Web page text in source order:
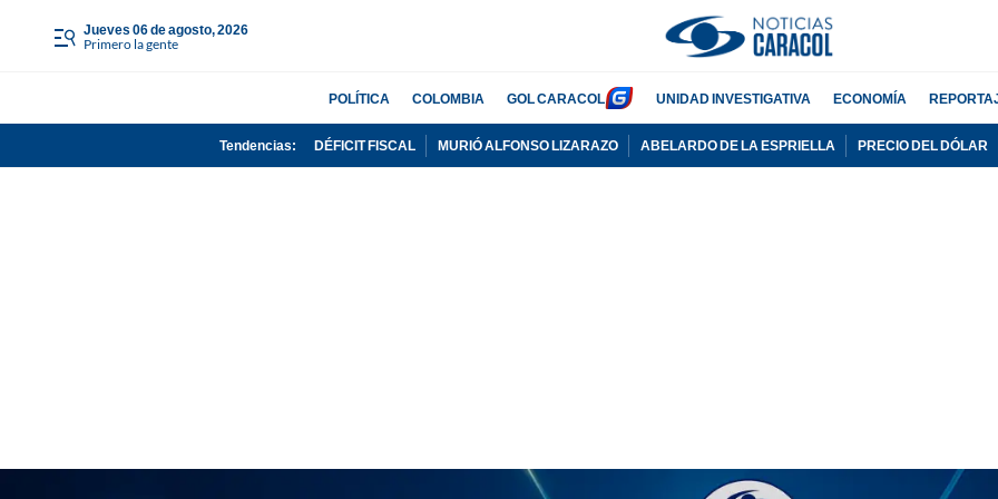
jueves 06 de agosto, 2026
Primero la gente
POLÍTICA COLOMBIA GOL CARACOL UNIDAD INVESTIGATIVA ECONOMÍA
Tendencias: DÉFICIT FISCAL MURIÓ ALFONSO LIZARAZO ABELARDO DE LA ESPRIELLA PRECIO DEL DÓLAR